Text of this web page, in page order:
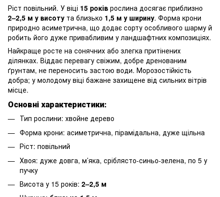
Ріст повільний. У віці 15 років рослина досягає приблизно
2–2,5 м у висоту та близько 1,5 м у ширину. Форма крони
природно асиметрична, що додає сорту особливого шарму й
робить його дуже привабливим у ландшафтних композиціях.
Найкраще росте на сонячних або злегка притінених
ділянках. Віддає перевагу свіжим, добре дренованим
ґрунтам, не переносить застою води. Морозостійкість
добра; у молодому віці бажане захищене від сильних вітрів
місце.
Основні характеристики:
Тип рослини: хвойне дерево
Форма крони: асиметрична, пірамідальна, дуже щільна
Ріст: повільний
Хвоя: дуже довга, м’яка, сріблясто-синьо-зелена, по 5 у
пучку
Висота у 15 років: 2–2,5 м